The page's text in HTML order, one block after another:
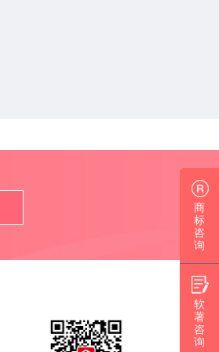
商
标
咨
询
软
著
咨
询